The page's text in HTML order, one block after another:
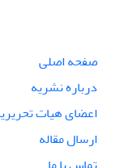
صفحه اصلی
درباره نشریه
اعضای هیات
ارسال مقاله